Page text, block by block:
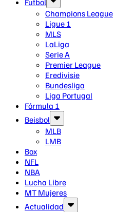
Futbol
Champions League
Ligue 1
MLS
LaLiga
Serie A
Premier League
Eredivisie
Bundesliga
Liga Portugal
Fórmula 1
Beisbol
MLB
LMB
Box
NFL
NBA
Lucha Libre
MT Mujeres
Actualidad